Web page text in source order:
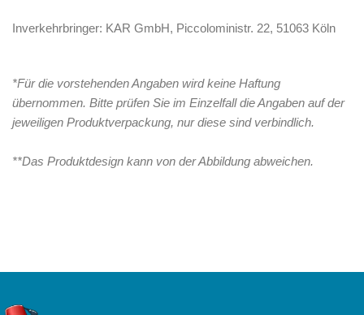
Inverkehrbringer: KAR GmbH, Piccoloministr. 22, 51063 Köln
*Für die vorstehenden Angaben wird keine Haftung
übernommen. Bitte prüfen Sie im Einzelfall die Angaben auf der
jeweiligen Produktverpackung, nur diese sind verbindlich.
**Das Produktdesign kann von der Abbildung abweichen.